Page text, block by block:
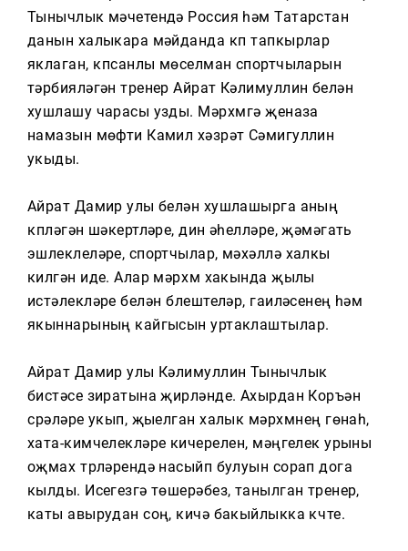
Тагын
Тынычлык мәчетендә Россия һәм Татарстан
данын халыкара мәйданда күп тапкырлар
яклаган, күпсанлы мөселман спортчыларын
тәрбияләгән тренер Айрат Кәлимуллин белән
хушлашу чарасы узды. Мәрхүмгә җеназа
намазын мөфти Камил хәзрәт Сәмигуллин
укыды.
Айрат Дамир улы белән хушлашырга аның
күпләгән шәкертләре, дин әһелләре, җәмәгать
эшлеклеләре, спортчылар, мәхәллә халкы
килгән иде. Алар мәрхүм хакында җылы
истәлекләре белән бүлештеләр, гаиләсенең һәм
якыннарының кайгысын уртаклаштылар.
Айрат Дамир улы Кәлимуллин Тынычлык
бистәсе зиратына җирләнде. Ахырдан Коръән
сүрәләре укып, җыелган халык мәрхүмнең гөнаһ,
хата-кимчелекләре кичерелүен, мәңгелек урыны
оҗмах түрләрендә насыйп булуын сорап дога
кылды. Исегезгә төшерәбез, танылган тренер,
каты авырудан соң, кичә бакыйлыкка күчте.